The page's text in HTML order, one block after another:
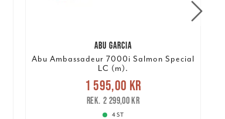
ABU GARCIA
Abu Ambassadeur 7000i Salmon Special
LC (m).
Nuvarande pris
1 595,00 krTidigare pris
2 299,00 kr
1 595,00 kr
2 299,00 kr
4 ST